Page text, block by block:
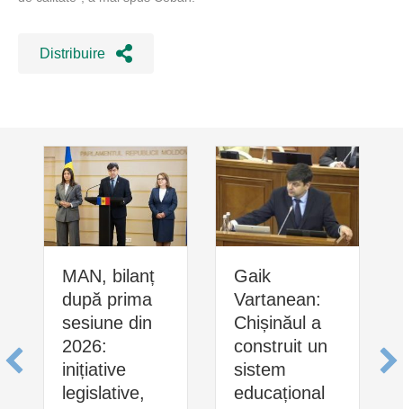
Distribuire
MAN, bilanț
după prima
sesiune din
2026:
inițiative
legislative,
Gaik
Vartanean:
Chișinăul a
construit un
sistem
educațional